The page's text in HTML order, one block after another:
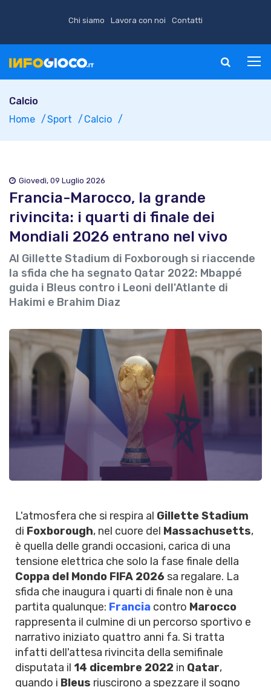
Chi siamo Lavora con noi Contatti
Calcio
Home
Sport Calcio
Giovedì, 09 Luglio 2026
Francia-Marocco, la grande
rivincita: i quarti di finale dei
Mondiali 2026 entrano nel vivo
Al Gillette Stadium di Foxborough si riaccende
la sfida che ha segnato Qatar 2022: Mbappé
guida i Bleus contro i Leoni dell'Atlante di
Hakimi e Brahim Diaz
L'atmosfera che si respira al Gillette Stadium
di Foxborough, nel cuore del Massachusetts,
è quella delle grandi occasioni, carica di una
tensione elettrica che solo la fase finale della
Coppa del Mondo FIFA 2026 sa regalare. La
sfida che inaugura i quarti di finale non è una
partita qualunque: Francia contro Marocco
rappresenta il culmine di un percorso sportivo e
narrativo iniziato quattro anni fa. Si tratta
infatti dell'attesa rivincita della semifinale
disputata il 14 dicembre 2022 in Qatar,
quando i Bleus riuscirono a spezzare il sogno